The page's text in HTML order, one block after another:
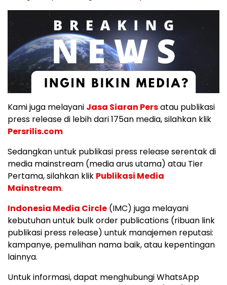
Kami juga melayani Jasa Siaran Persatau publikasi
press release di lebih dari 175an media, silahkan klik
Persrilis.com
Sedangkan untuk publikasi press release serentak di
media mainstream (media arus utama) atau Tier
Pertama, silahkan klik Publikasi Media
Mainstream.
Indonesia Media Circle (IMC) juga melayani
kebutuhan untuk bulk order publications (ribuan link
publikasi press release) untuk manajemen reputasi:
kampanye, pemulihan nama baik, atau kepentingan
lainnya.
Untuk informasi, dapat menghubungi WhatsApp